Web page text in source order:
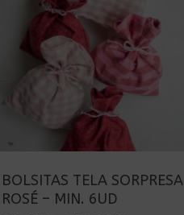
BOLSITAS TELA SORPRESA
ROSÉ – MIN. 6UD